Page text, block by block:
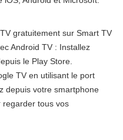
gratuitement sur Smart TV
Android TV : Installez
le Play Store.
TV en utilisant le port
depuis votre smartphone
regarder tous vos